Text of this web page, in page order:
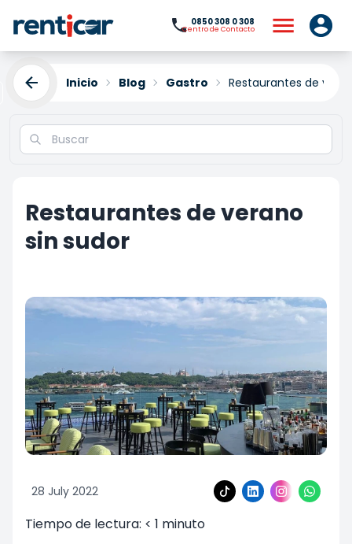
0850 308 0 308
Centro de Contacto
Inicio Blog Gastro Restaurantes de
Restaurantes de verano
sin sudor
28 July 2022
Tiempo de lectura: < 1 minuto